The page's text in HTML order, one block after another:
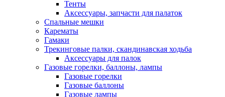
Тенты
Аксессуары, запчасти для палаток
Спальные мешки
Карематы
Гамаки
Трекинговые палки, скандинавская ходьба
Аксессуары для палок
Газовые горелки, баллоны, лампы
Газовые горелки
Газовые баллоны
Газовые лампы